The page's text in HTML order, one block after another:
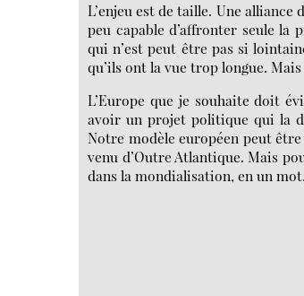
L’enjeu est de taille. Une alliance
peu capable d’affronter seule la
qui n’est peut être pas si
qu’ils ont la vue trop longue. Mais
L’Europe que je souhaite doit
avoir un projet politique qui la
Notre modèle européen peut
venu d’Outre Atlantique. Mais
dans la mondialisation, en un